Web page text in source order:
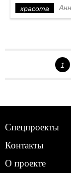
красота
1
Спецпроекты
Контакты
О проекте